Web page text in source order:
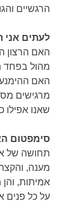
הרגשיים
לעתים
האם הרצון
מהול בפחד
האם
מרגישים
שאנו אפילו
סימפטום
תחושה של
מענה,
אמיתות,
על כל פנים